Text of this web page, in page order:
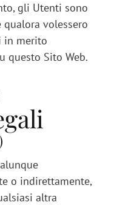
gli Utenti sono
volessero
in merito
questo Sito Web.
o indirettamente,
altra